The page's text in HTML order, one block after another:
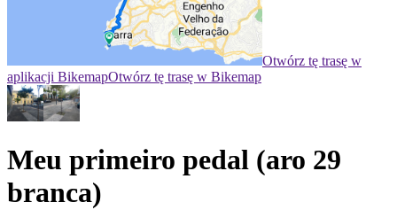
Otwórz tę trasę w
aplikacji BikemapOtwórz tę trasę w Bikemap
Meu primeiro pedal (aro 29
branca)